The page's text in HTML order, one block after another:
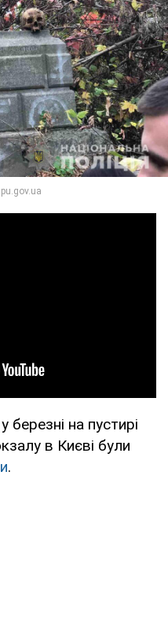
березні на пустирі
в Києві були
.